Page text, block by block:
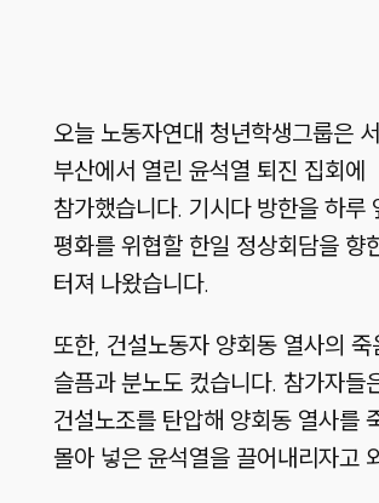
오늘 노동자연대 청년학생그룹은
부산에서 열린 윤석열 퇴진 집회에
참가했습니다. 기시다 방한을 하루
평화를 위협할 한일 정상회담을 향
터져 나왔습니다.
또한, 건설노동자 양회동 열사의 죽
슬픔과 분노도 컸습니다. 참가자들
건설노조를 탄압해 양회동 열사를
몰아 넣은 윤석열을 끌어내리자고